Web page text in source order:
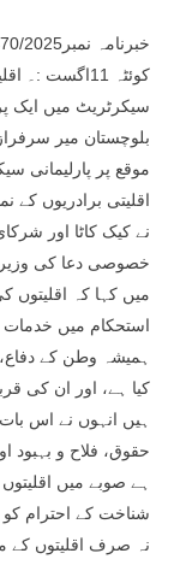
خبرنامہ نمبر5470/2025
کوئٹہ
سیکرٹریٹ میں ایک
بلوچستان میر
موقع پر پارلیمانی
اقلیتی برادریوں کے
نے کیک کاٹا اور
خصوصی دعا کی وزیر
میں کہا کہ
استحکام میں خدمات
ہمیشہ وطن کے
کیا ہے، اور ان کی
ہیں انہوں نے اس
حقوق، فلاح و
ہے صوبے میں
شناخت کے احترام کو
نہ صرف اقلیتوں کے